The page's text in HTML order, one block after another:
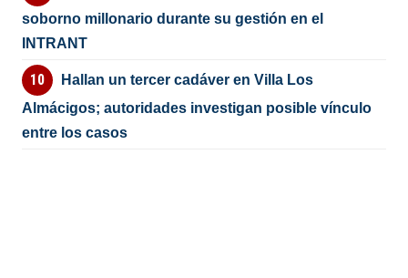
soborno millonario durante su gestión en el
INTRANT
Hallan un tercer cadáver en Villa Los
Almácigos; autoridades investigan posible vínculo
entre los casos